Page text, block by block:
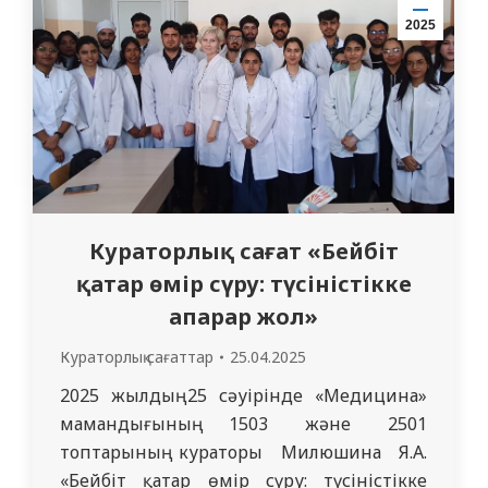
“Семей медицина университеті” КеАҚ
жұқпалы аурулар, дерматовенерология
және иммунология кафедрасы…
2025
Кураторлық сағат «Бейбіт
қатар өмір сүру: түсіністікке
апарар жол»
Кураторлық сағаттар 25.04.2025
2025 жылдың 25 сәуірінде «Медицина»
мамандығының 1503 және 2501
топтарының кураторы Милюшина Я.А.
«Бейбіт қатар өмір сүру: түсіністікке